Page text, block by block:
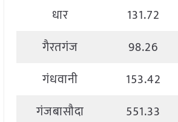
धार
131.72
गैरतगंज
98.26
गंधवानी
153.42
गंजबासौदा
551.33